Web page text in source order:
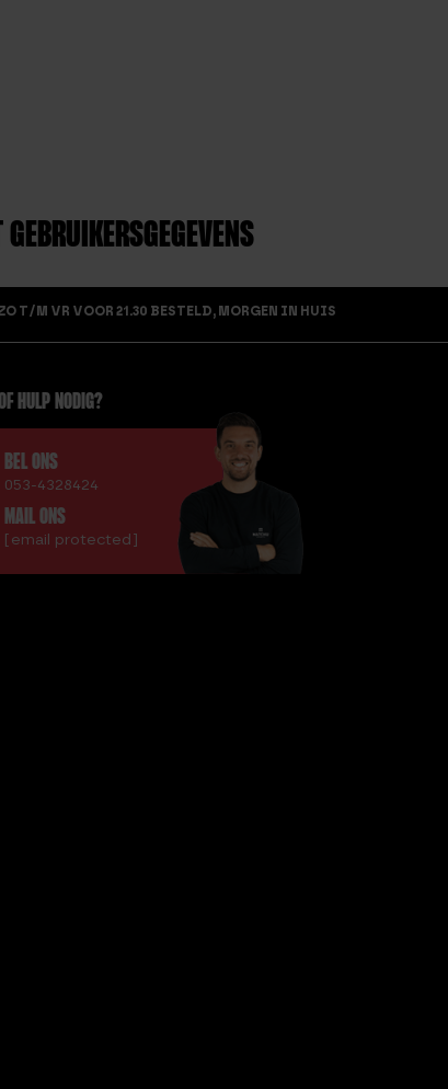
T/M VR VOOR 21.30 BESTELD, MORGEN IN HUIS
HULP NODIG?
BEL ONS
053-4328424
MAIL ONS
[email protected]